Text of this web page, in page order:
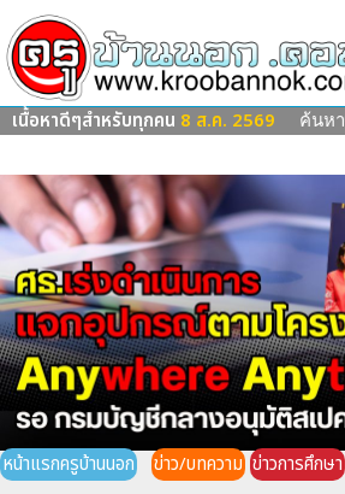
เนื้อหาดีๆสำหรับทุกคน 8 ส.ค. 2569 ค้นหา
หน้าแรกครูบ้านนอก ข่าว/บทความ ข่าวการศึกษา